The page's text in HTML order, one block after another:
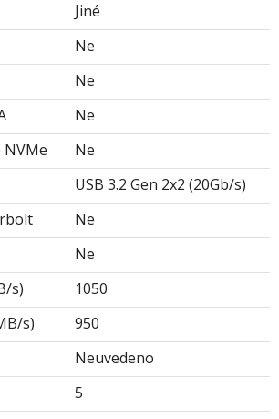
Jiné
Ne
Ne
Ne
NVMe
Ne
USB 3.2 Gen 2x2 (20Gb/s)
Ne
Ne
s)
1050
s)
950
Neuvedeno
5